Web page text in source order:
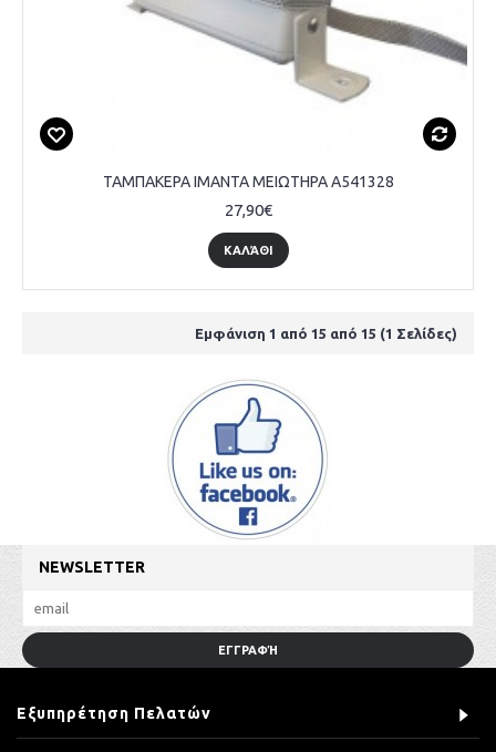
ΤΑΜΠΑΚΕΡΑ ΙΜΑΝΤΑ ΜΕΙΩΤΗΡΑ A541328
27,90€
ΚΑΛΆΘΙ
Εμφάνιση 1 από 15 από 15 (1 Σελίδες)
NEWSLETTER
ΕΓΓΡΑΦΉ
Εξυπηρέτηση Πελατών